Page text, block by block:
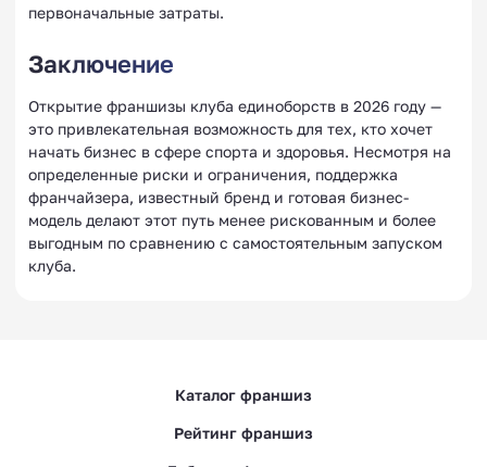
первоначальные затраты.
Заключение
Открытие франшизы клуба единоборств в 2026 году —
это привлекательная возможность для тех, кто хочет
начать бизнес в сфере спорта и здоровья. Несмотря на
определенные риски и ограничения, поддержка
франчайзера, известный бренд и готовая бизнес-
модель делают этот путь менее рискованным и более
выгодным по сравнению с самостоятельным запуском
клуба.
Каталог франшиз
Рейтинг франшиз